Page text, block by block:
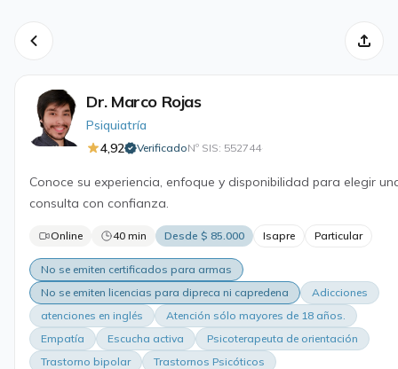
Dr. Marco Rojas
Psiquiatría
4,92
VerificadoNº SIS: 552744·
Conoce su experiencia, enfoque y disponibilidad para elegir
consulta con confianza.
Online 40 min Desde $ 85.000 Isapre Particular
No se emiten certificados para armas
No se emiten licencias para dipreca ni capredena
Adicciones
atenciones en inglés
Atención sólo mayores de 18 años.
Empatía
Escucha activa
Psicoterapeuta de orientación
Trastorno bipolar
Trastornos Psicóticos